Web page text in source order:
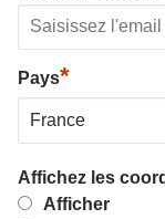
Pays*
Affichez les
Afficher